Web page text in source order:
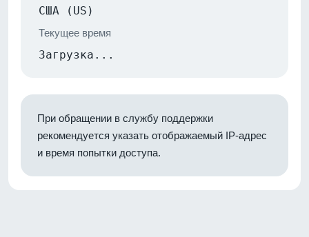
США (US)
Текущее время
Загрузка...
При обращении в службу поддержки
рекомендуется указать отображаемый IP-адрес
и время попытки доступа.